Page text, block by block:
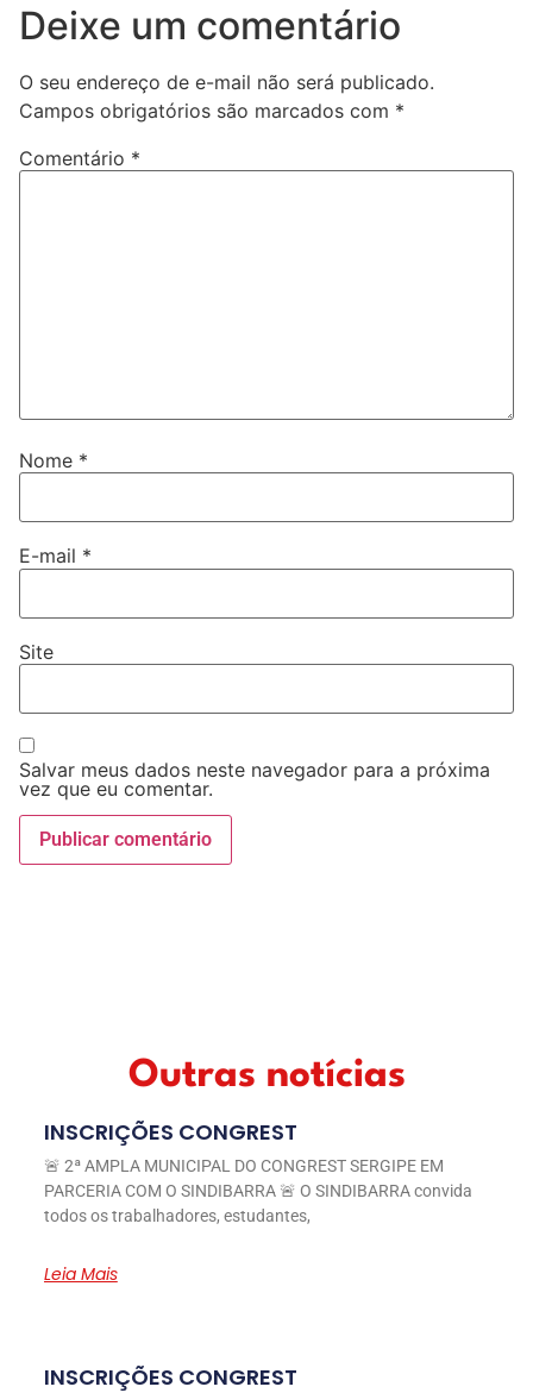
Deixe um comentário
O seu endereço de e-mail não será publicado.
Campos obrigatórios são marcados com *
Comentário *
Nome *
E-mail *
Site
Salvar meus dados neste navegador para a próxima
vez que eu comentar.
Outras notícias
INSCRIÇÕES CONGREST
🚨 2ª AMPLA MUNICIPAL DO CONGREST SERGIPE EM
PARCERIA COM O SINDIBARRA 🚨 O SINDIBARRA convida
todos os trabalhadores, estudantes,
Leia Mais
INSCRIÇÕES CONGREST